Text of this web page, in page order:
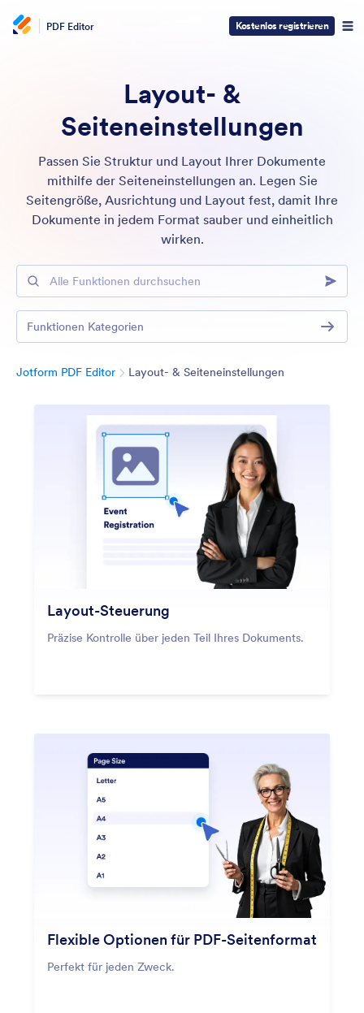
PDF Editor Kostenlos registrieren
Layout- &
Seiteneinstellungen
Passen Sie Struktur und Layout Ihrer Dokumente
mithilfe der Seiteneinstellungen an. Legen Sie
Seitengröße, Ausrichtung und Layout fest, damit Ihre
Dokumente in jedem Format sauber und einheitlich
wirken.
Alle Funktionen durchsuchen
Jotform PDF Editor Layout- & Seiteneinstellungen
Layout-Steuerung
Präzise Kontrolle über jeden Teil Ihres Dokuments.
Flexible Optionen für PDF-Seitenformat
Perfekt für jeden Zweck.
Funktionen Kategorien